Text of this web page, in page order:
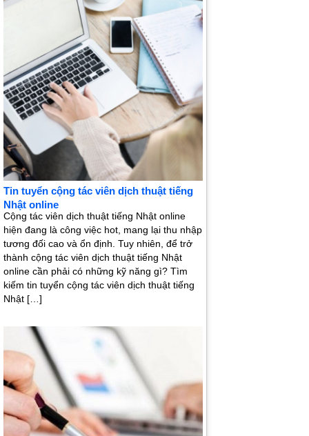
Tin tuyển cộng tác viên dịch thuật tiếng
Nhật online
Cộng tác viên dịch thuật tiếng Nhật online
hiện đang là công việc hot, mang lại thu nhập
tương đối cao và ổn định. Tuy nhiên, để trở
thành cộng tác viên dịch thuật tiếng Nhật
online cần phải có những kỹ năng gì? Tìm
kiếm tin tuyển cộng tác viên dịch thuật tiếng
Nhật […]